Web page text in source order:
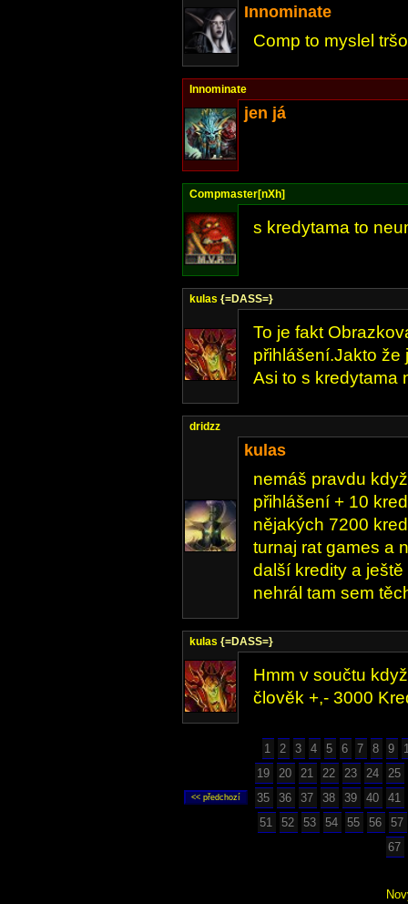
Innominate
Comp to myslel
Innominate
jen já
Compmaster[nXh]
s kredytama to
kulas {=DASS=}
To je fakt
přihlášení.Jakto že
Asi to s kredytama
dridzz
kulas
nemáš pravdu
přihlášení + 10
nějakých 7200
turnaj rat games a
další kredity a
nehrál tam sem
kulas {=DASS=}
Hmm v součtu
člověk +,- 3000
1 2 3 4 5 6 7 8 9
19
20 21 22 23 24
25
35
36 37 38 39 40
41
51
52 53 54 55 56
57
67